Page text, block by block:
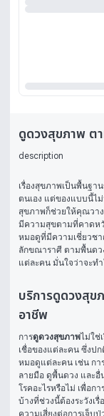
ดูดวงสุขภาพ ต
description
เรื่องสุขภาพเป็นพื้นฐา
ตนเอง แต่ของแบบนี้ไ
สุขภาพก็ช่วยให้คุณวา
มีความสุขตามที่คาดหวั
หมอดูที่มีความเชี่ยวช
ลักขณาราศี ตามพื้นดว
แต่ละคน มั่นใจว่าจะท
บริการดูดวงสุข
อาชีพ
การดูดวงสุขภาพไม่ใช่
เชื่อของแต่ละคน ซึ่งป
หมอดูแต่ละคน เช่น กา
ลายมือ ดูพื้นดวง และอื่
โรคอะไรหรือไม่ เพื่อก
บ้างที่ช่วงนี้ต้องระวังเรื่
ความเสี่ยงต่อการเจ็บ